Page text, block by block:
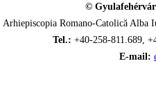
©
Arhiepiscopia Romano-Catolică
Tel.: +40-258-811.689,
E-mail: